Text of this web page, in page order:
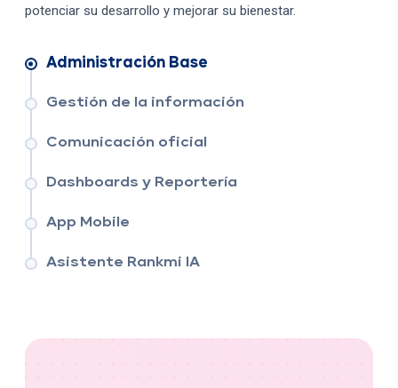
potenciar su desarrollo y mejorar su bienestar.
Administración Base
Gestión de la información
Comunicación oficial
Dashboards y Reportería
App Mobile
Asistente Rankmi IA